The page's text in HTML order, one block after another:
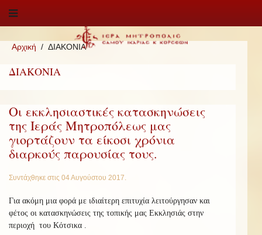
Αρχική ΔΙΑΚΟΝΙΑ
ΔΙΑΚΟΝΙΑ
Οι εκκλησιαστικές κατασκηνώσεις
της Ιεράς Μητροπόλεως μας
γιορτάζουν τα είκοσι χρόνια
διαρκούς παρουσίας τους.
Συντάχθηκε στις 04 Αυγούστου 2017.
Για ακόμη μια φορά με ιδιαίτερη επιτυχία λειτούργησαν και
φέτος οι κατασκηνώσεις της τοπικής μας Εκκλησιάς στην
περιοχή του Κότσικα .